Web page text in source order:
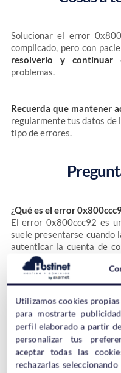
Solucionar el error
complicado, pero con
resolverlo y continuar
problemas.
Recuerda que mantener
regularmente tus datos de
tipo de errores.
¿Qué es el error
El error 0x800ccc92 es
suele presentarse cuando
autenticar la cuenta de
surgir tanto en la versión
Outlook.com.
¿Cómo puedo prevenir
Puedes prevenir este
que tus datos de inicio
actualizados. Además,
regulares de tu archivo
Utilizamos cookies
para mostrarte
perfil elaborado a partir
personalizar tus
aceptar todas las
rechazarlas